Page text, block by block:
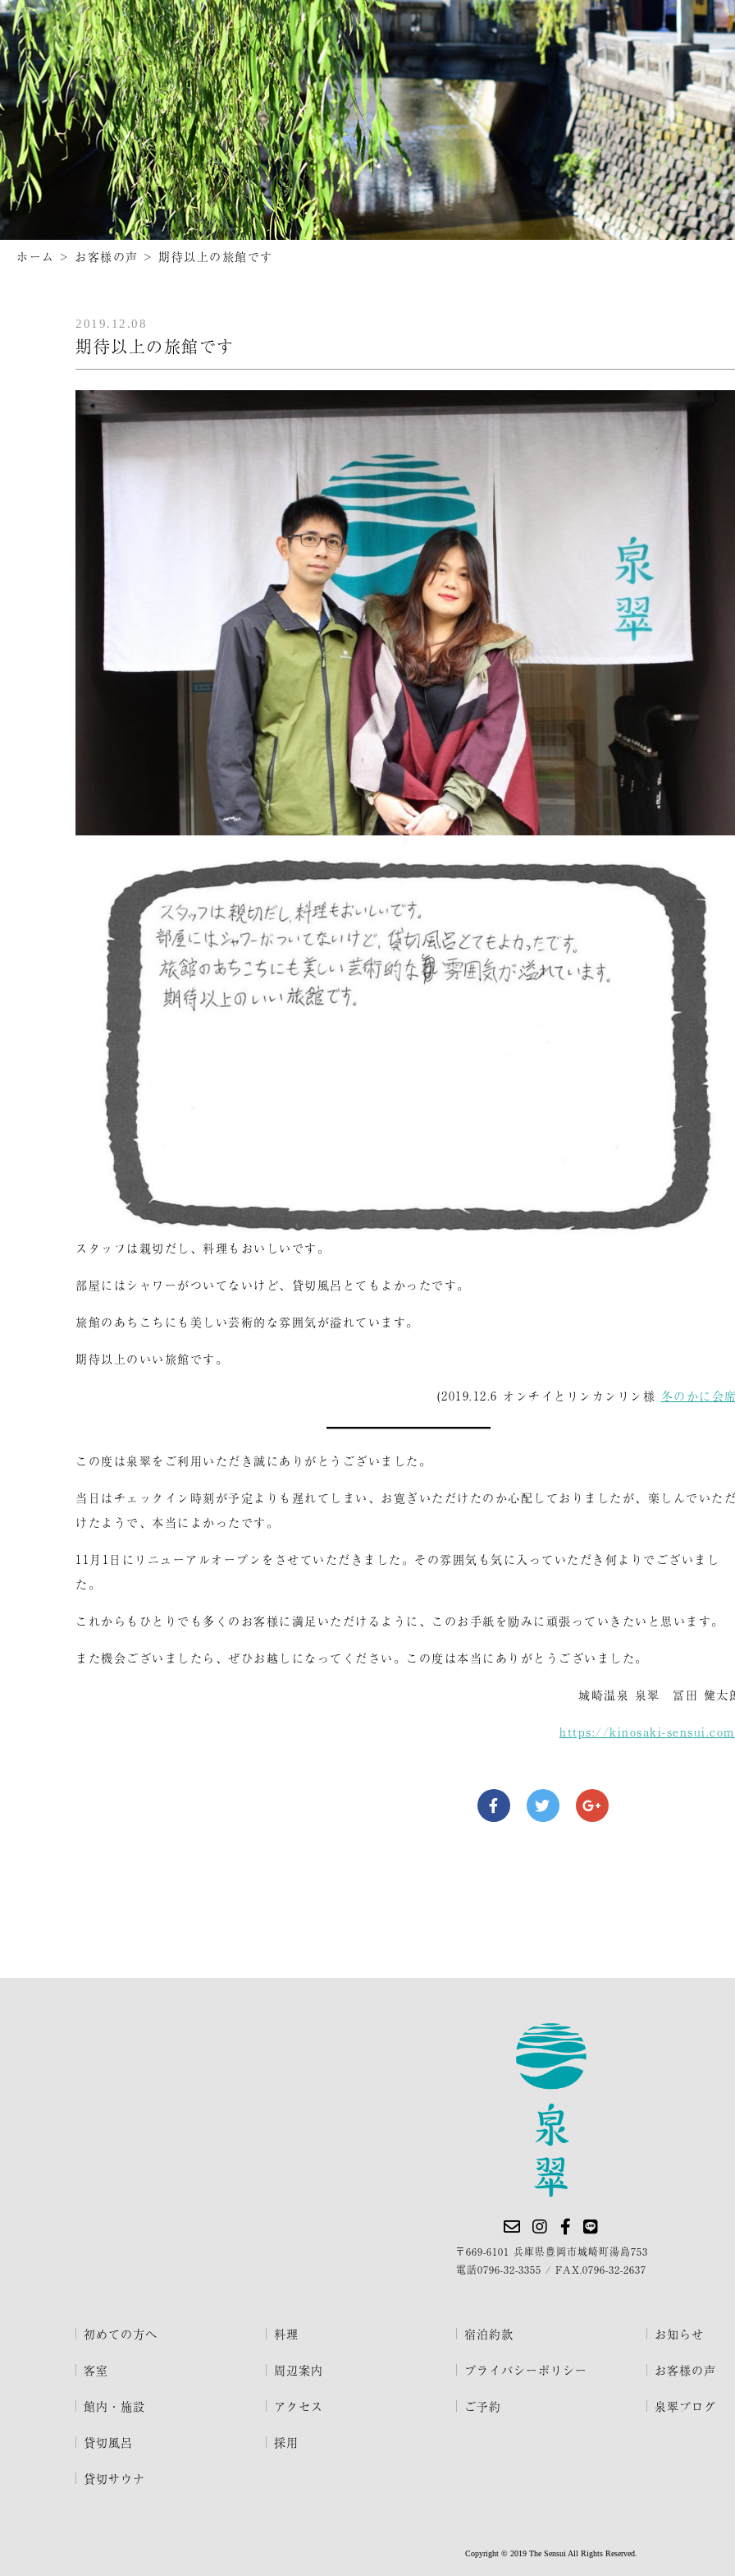
ホーム > お客様の声 > 期待以上の旅館です
2019.12.08
期待以上の旅館です
スタッフは親切だし、料理もおいしいです。
部屋にはシャワーがついてないけど、貸切風呂とてもよかったです。
旅館のあちこちにも美しい芸術的な雰囲気が溢れています。
期待以上のいい旅館です。
(2019.12.6 オンチイとリンカンリン様 冬のかに会
この度は泉翠をご利用いただき誠にありがとうございました。
当日はチェックイン時刻が予定よりも遅れてしまい、お寛ぎいただけたのか心配しておりましたが、楽しんでいた
けたようで、本当によかったです。
11月1日にリニューアルオープンをさせていただきました。その雰囲気も気に入っていただき何よりでございまし
た。
これからもひとりでも多くのお客様に満足いただけるように、このお手紙を励みに頑張っていきたいと思います。
また機会ございましたら、ぜひお越しになってください。この度は本当にありがとうございました。
城崎温泉 泉翠 冨田 健太
https://kinosaki-
〒669-6101 兵庫県豊岡市城崎町湯島753
電話0796-32-3355 / FAX.0796-32-2637
初めての方へ
客室
館内・施設
貸切風呂
貸切サウナ
料理
周辺案内
アクセス
採用
宿泊約款
プライバシーポリシー
ご予約
お知らせ
お客様の声
泉翠ブログ
Copyright © 2019 The Sensui All Rights Reserved.